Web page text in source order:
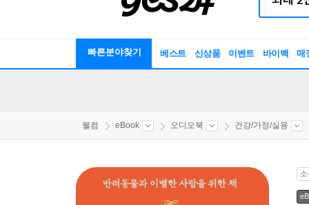
빠른분야찾기 베스트 신상품 이벤트 바이백 매
웰컴 eBook 오디오북 건강/가정/실용